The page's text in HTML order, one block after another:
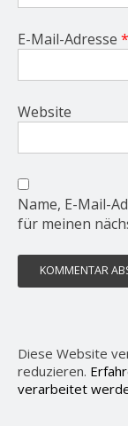
E-Mail-Adresse *
Website
Name, E-Mail-
für meinen
Diese Website
reduzieren.
verarbeitet